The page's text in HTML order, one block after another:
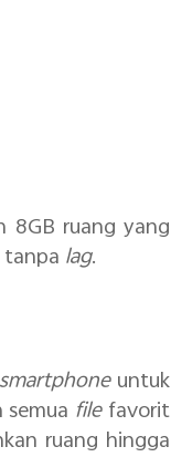
8GB ruang yang
lag.
smartphoneuntuk
filefavorit
ruang hingga